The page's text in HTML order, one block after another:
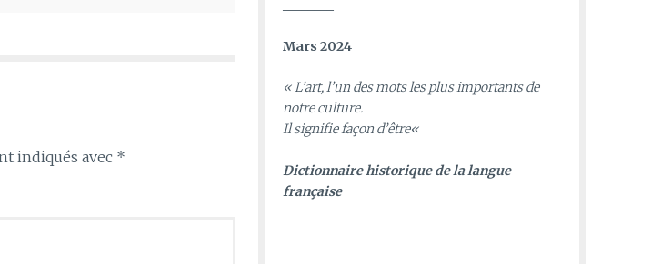
indiqués avec *
Mars 2024
«L’art, l’un des mots les plus importants de
notre culture.
Il signifie façon d’être«
Dictionnaire historique de la langue
française